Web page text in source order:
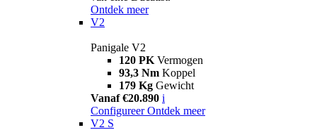
Ontdek meer
V2
Panigale V2
120 PK Vermogen
93,3 Nm Koppel
179 Kg Gewicht
Vanaf €20.890 i
Configureer Ontdek meer
V2 S